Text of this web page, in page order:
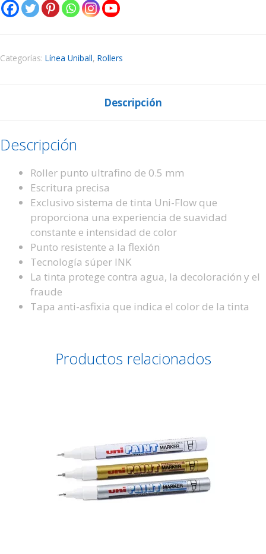
Categorías: Línea Uniball, Rollers
Descripción
Descripción
Roller punto ultrafino de 0.5 mm
Escritura precisa
Exclusivo sistema de tinta Uni-Flow que
proporciona una experiencia de suavidad
constante e intensidad de color
Punto resistente a la flexión
Tecnología súper INK
La tinta protege contra agua, la decoloración y el
fraude
Tapa anti-asfixia que indica el color de la tinta
Productos relacionados